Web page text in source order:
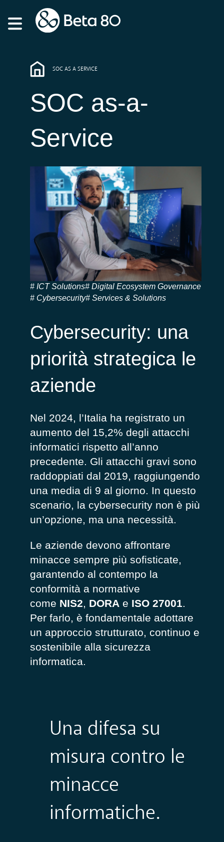
SOC AS A SERVICE
SOC as-a-
Service
ICT Solutions
Digital Ecosystem Governance
Cybersecurity
Services & Solutions
Cybersecurity: una
priorità strategica le
aziende
Nel 2024, l’Italia ha registrato un
aumento del 15,2% degli attacchi
informatici rispetto all’anno
precedente. Gli attacchi gravi sono
raddoppiati dal 2019, raggiungendo
una media di 9 al giorno. In questo
scenario, la cybersecurity non è più
un’opzione, ma una necessità.
Le aziende devono affrontare
minacce sempre più sofisticate,
garantendo al contempo la
conformità a normative
come NIS2, DORA e ISO 27001.
Per farlo, è fondamentale adottare
un approccio strutturato, continuo e
sostenibile alla sicurezza
informatica.
Una difesa su
misura contro le
minacce
informatiche.